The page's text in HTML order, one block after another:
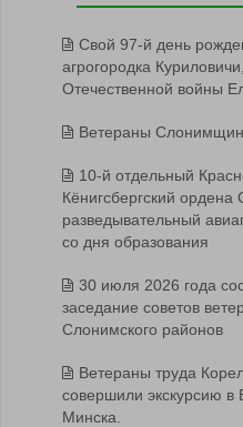
Свой 97-й день
агрогородка
Отечественной войны
Ветераны
10-й отдельный
Кёнигсбергский ордена
разведывательный
со дня образования
30 июля 2026 года
заседание советов
Слонимского районов
Ветераны труда
совершили экскурсию в
Минска.